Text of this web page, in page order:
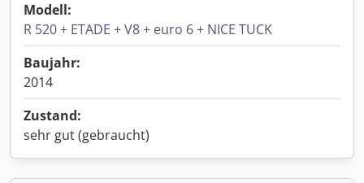
Modell:
R 520 + ETADE + V8 + euro 6 + NICE TUCK
Baujahr:
2014
Zustand:
sehr gut (gebraucht)